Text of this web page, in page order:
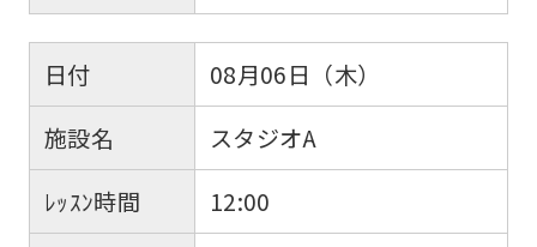
日付
08月06日（木）
施設名
スタジオA
ﾚｯｽﾝ時間
12:00